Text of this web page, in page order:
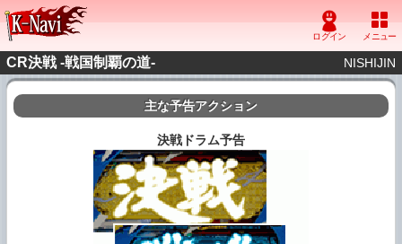
CR決戦 -戦国制覇の道- NISHIJIN
主な予告アクション
決戦ドラム予告